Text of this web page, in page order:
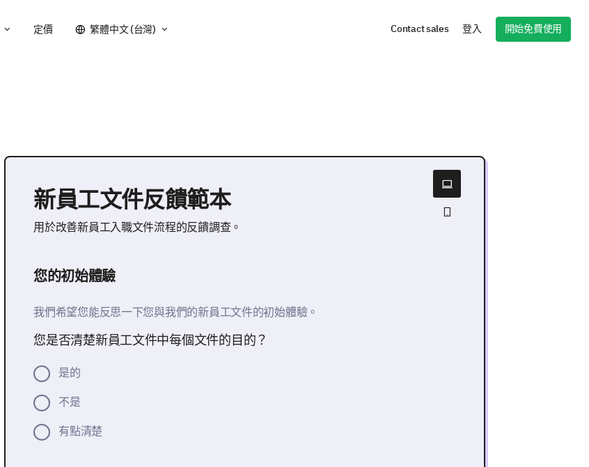
定價 繁體中文 (台灣) Contact sales 登入 開始免費使用
新員工文件反饋範本
用於改善新員工入職文件流程的反饋調查。
您的初始體驗
我們希望您能反思一下您與我們的新員工文件的初始體驗。
您是否清楚新員工文件中每個文件的目的？
是的
不是
有點清楚